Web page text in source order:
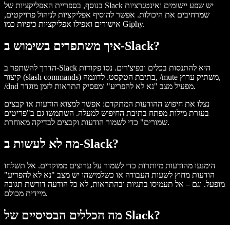
בנוסף, בספריית האפליקציות של Slack יש שפע יישומים ואינטגרציות
שמרחיבים את היכולות. אפשר להוסיף אפליקציות לניהול פרויקטים,
אישורים ואפילו אפליקציות כיפיות כמו Giphy.
איך משתפרים בשימוש ב‑Slack?
הדרך להשתפר ב‑Slack היא להתנסות בכלים ובפיצ'רים. נסו פקודות
קיצור (slash commands) בתיבת הטקסט. לדוגמה, /mute משתיק ערוץ,
/dnd מפעיל מצב "נא לא להפריע" ומפסיק התראות לזמן מוגדר.
נצלו את חיפוש ההודעות המתקדם: אפשר למצוא הודעות או קבצים
בעזרת מילות מפתח בתיבת החיפוש למעלה. השתמשו גם ב"פריטים
שמורים" כדי לשמור הודעות וקבצים לבדיקה מאוחרת.
מה לא לעשות ב‑Slack?
הימנעו מהודעות מיותרות כדי לשמור על ערוצים ממוקדים. אל תשלחו
הודעות מחוץ לשעות העבודה או כשלמישהו יש מצב "נא לא להפריע"
מופעל. וגם – אל תעמיסו בתגיות ובהתראות, לא כל הודעה דורשת תגובה
מיידית מכולם.
מה הכללים הבסיסיים של Slack?